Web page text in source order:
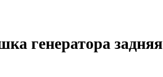
генератора задняя